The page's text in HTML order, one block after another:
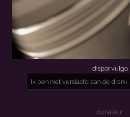
dispar vulgo
Ik ben niet verslaafd aan de
donateur